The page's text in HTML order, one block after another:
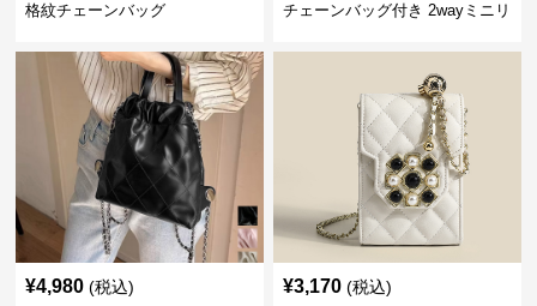
格紋チェーンバッグ
チェーンバッグ付き 2wayミニリ
¥4,980 (税込) ¥3,170 (税込)